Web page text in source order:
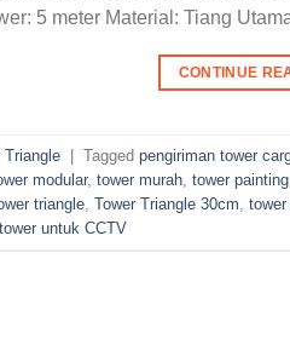
5 meter Material: Tiang
CONTINUE
Triangle | Tagged pengiriman tower
modular, tower murah tower painting
triangle Tower Triangle 30cm
tower untuk CCTV